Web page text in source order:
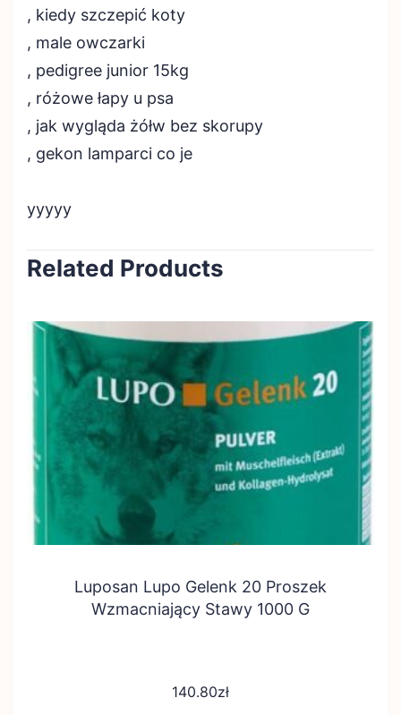
, kiedy szczepić koty
, male owczarki
, pedigree junior 15kg
, różowe łapy u psa
, jak wygląda żółw bez skorupy
, gekon lamparci co je
yyyyy
Related Products
Luposan Lupo Gelenk 20 Proszek
Wzmacniający Stawy 1000 G
140.80zł